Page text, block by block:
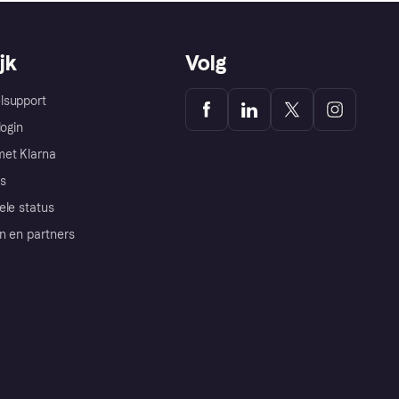
Klarna
status
en partners
Volg